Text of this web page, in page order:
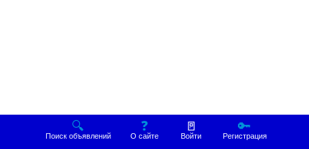
🔍
Поиск объявлений
❓
О сайте
🚪
Войти
🔑
Регистрация